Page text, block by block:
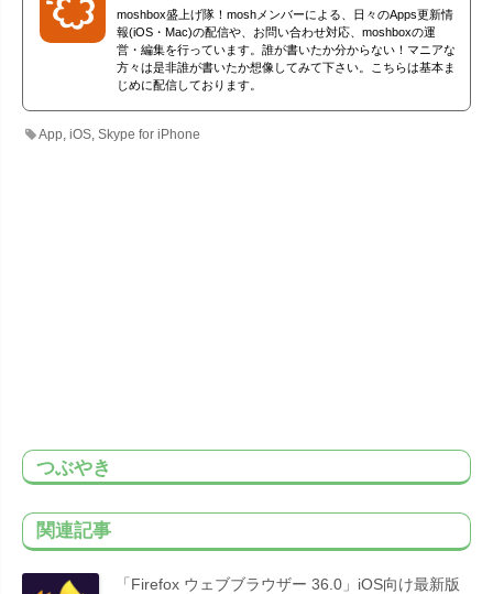
moshbox盛上げ隊！moshメンバーによる、日々のApps更新情
報(iOS・Mac)の配信や、お問い合わせ対応、moshboxの運
営・編集を行っています。誰が書いたか分からない！マニアな
方々は是非誰が書いたか想像してみて下さい。こちらは基本ま
じめに配信しております。
App ,iOS ,Skype for iPhone
つぶやき
関連記事
「Firefox ウェブブラウザー 36.0」iOS向け最新版